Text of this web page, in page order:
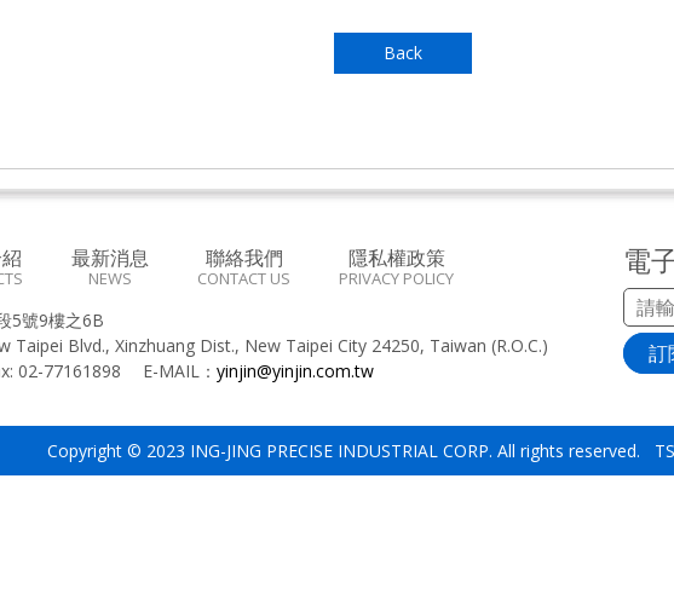
Back
最新消息
NEWS
聯絡我們
CONTACT US
隱私權政策
PRIVACY POLICY
5號9樓之6B
Taipei Blvd., Xinzhuang Dist., New Taipei City 24250, Taiwan (R.O.C.)
02-77161898 E-MAIL： yinjin@yinjin.com.tw
電
訂
Copyright © 2023 ING-JING PRECISE INDUSTRIAL CORP. All rights reserved.